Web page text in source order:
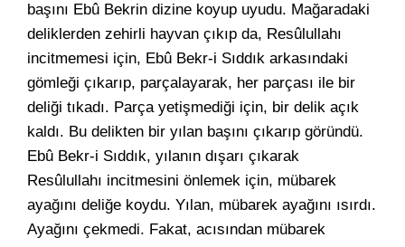
başını Ebû Bekrin dizine koyup uyudu. Mağaradaki
deliklerden zehirli hayvan çıkıp da, Resûlullahı
incitmemesi için, Ebû Bekr-i Sıddık arkasındaki
gömleği çıkarıp, parçalayarak, her parçası ile bir
deliği tıkadı. Parça yetişmediği için, bir delik açık
kaldı. Bu delikten bir yılan başını çıkarıp göründü.
Ebû Bekr-i Sıddık, yılanın dışarı çıkarak
Resûlullahı incitmesini önlemek için, mübarek
ayağını deliğe koydu. Yılan, mübarek ayağını ısırdı.
Ayağını çekmedi. Fakat, acısından mübarek